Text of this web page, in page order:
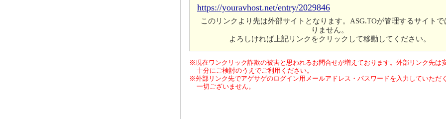
https://youravhost.net/entry/2029846
このリンクより先は外部サイトとなります。ASG.TOが管理するサイトで
りません。
よろしければ上記リンクをクリックして移動してください。
※現在ワンクリック詐欺の被害と思われるお問合せが増えております。外部リンク先は
十分にご検討のうえでご利用ください。
※外部リンク先でアゲサゲのログイン用メールアドレス・パスワードを入力していただ
一切ございません。